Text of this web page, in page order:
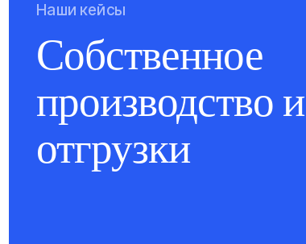
Наши кейсы
Собственное
производство и
отгрузки